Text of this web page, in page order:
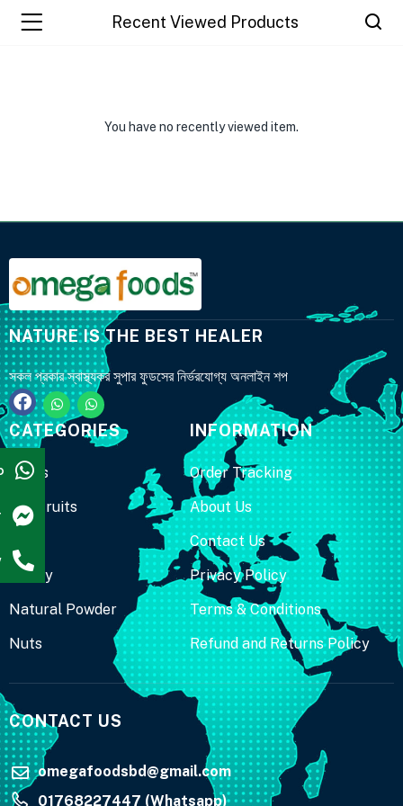
Recent Viewed Products
You have no recently viewed item.
NATURE IS THE BEST HEALER
সকল প্রকার স্বাস্থ্যকর সুপার ফুডসের নির্ভরযোগ্য অনলাইন শপ
CATEGORIES
Dates
Dry Fruits
Honey
Natural Powder
Nuts
INFORMATION
Order Tracking
About Us
Contact Us
Privacy Policy
Terms & Conditions
Refund and Returns Policy
CONTACT US
omegafoodsbd@gmail.com
01768227447 (Whatsapp)